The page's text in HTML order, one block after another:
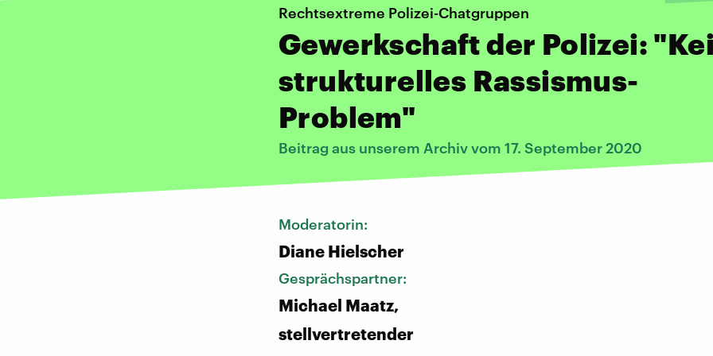
Rechtsextreme Polizei-Chatgruppen
Gewerkschaft der Polizei:
strukturelles Rassismus-
Problem"
Beitrag aus unserem Archiv vom 17. September 2020
Moderatorin:
Diane Hielscher
Gesprächspartner:
Michael Maatz,
stellvertretender